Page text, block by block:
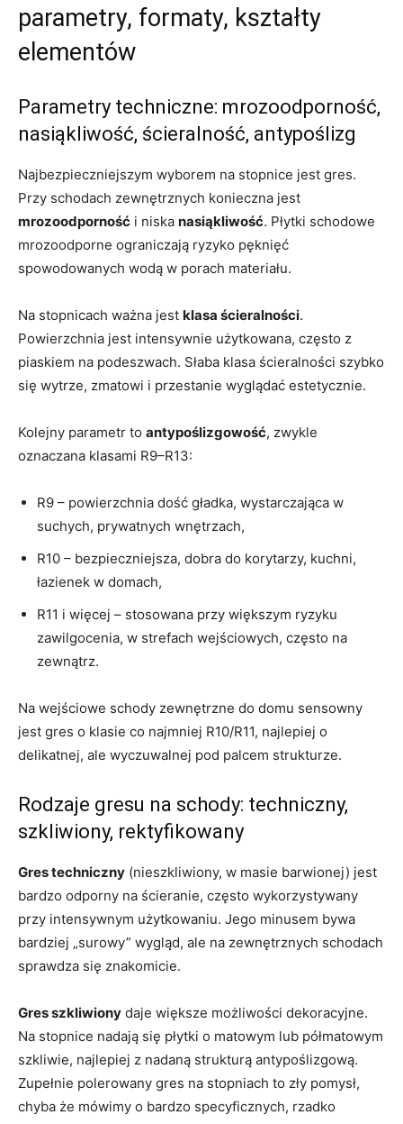
parametry, formaty, kształty
elementów
Parametry techniczne: mrozoodporność,
nasiąkliwość, ścieralność, antypoślizg
Najbezpieczniejszym wyborem na stopnice jest gres.
Przy schodach zewnętrznych konieczna jest
mrozoodporność i niska nasiąkliwość. Płytki schodowe
mrozoodporne ograniczają ryzyko pęknięć
spowodowanych wodą w porach materiału.
Na stopnicach ważna jest klasa ścieralności.
Powierzchnia jest intensywnie użytkowana, często z
piaskiem na podeszwach. Słaba klasa ścieralności szybko
się wytrze, zmatowi i przestanie wyglądać estetycznie.
Kolejny parametr to antypoślizgowość, zwykle
oznaczana klasami R9–R13:
R9 – powierzchnia dość gładka, wystarczająca w
suchych, prywatnych wnętrzach,
R10 – bezpieczniejsza, dobra do korytarzy, kuchni,
łazienek w domach,
R11 i więcej – stosowana przy większym ryzyku
zawilgocenia, w strefach wejściowych, często na
zewnątrz.
Na wejściowe schody zewnętrzne do domu sensowny
jest gres o klasie co najmniej R10/R11, najlepiej o
delikatnej, ale wyczuwalnej pod palcem strukturze.
Rodzaje gresu na schody: techniczny,
szkliwiony, rektyfikowany
Gres techniczny (nieszkliwiony, w masie barwionej) jest
bardzo odporny na ścieranie, często wykorzystywany
przy intensywnym użytkowaniu. Jego minusem bywa
bardziej „surowy” wygląd, ale na zewnętrznych schodach
sprawdza się znakomicie.
Gres szkliwiony daje większe możliwości dekoracyjne.
Na stopnice nadają się płytki o matowym lub półmatowym
szkliwie, najlepiej z nadaną strukturą antypoślizgową.
Zupełnie polerowany gres na stopniach to zły pomysł,
chyba że mówimy o bardzo specyficznych, rzadko